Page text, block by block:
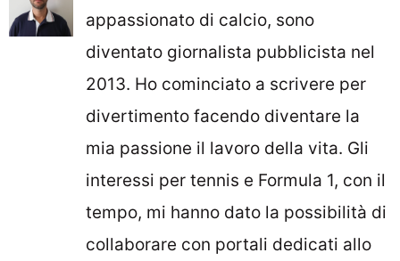
appassionato di calcio, sono
diventato giornalista pubblicista nel
2013. Ho cominciato a scrivere per
divertimento facendo diventare la
mia passione il lavoro della vita. Gli
interessi per tennis e Formula 1, con il
tempo, mi hanno dato la possibilità di
collaborare con portali dedicati allo